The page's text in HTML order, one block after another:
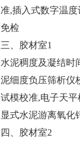
准,插入式数字温
免检
三、胶材室1
水泥稠度及凝结时
泥细度负压筛析仪
试模校准,电子天
显式水泥游离氧化
四、胶材室2